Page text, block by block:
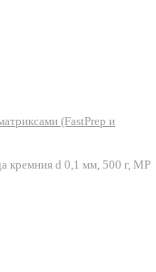
(FastPrep и
кремния d 0,1 мм, 500 г, MP